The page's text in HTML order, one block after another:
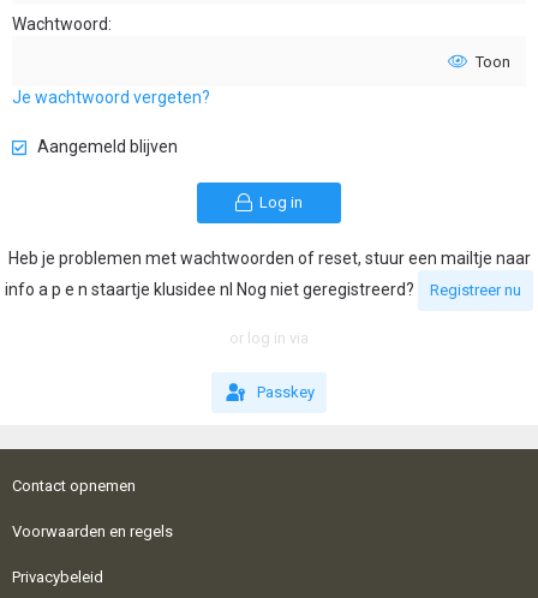
Wachtwoord
Toon
Je wachtwoord vergeten?
Aangemeld blijven
Log in
Heb je problemen met wachtwoorden of reset, stuur een mailtje naar
info a p e n staartje klusidee nl Nog niet geregistreerd?
Registreer nu
or log in via
Passkey
Contact opnemen
Voorwaarden en regels
Privacybeleid